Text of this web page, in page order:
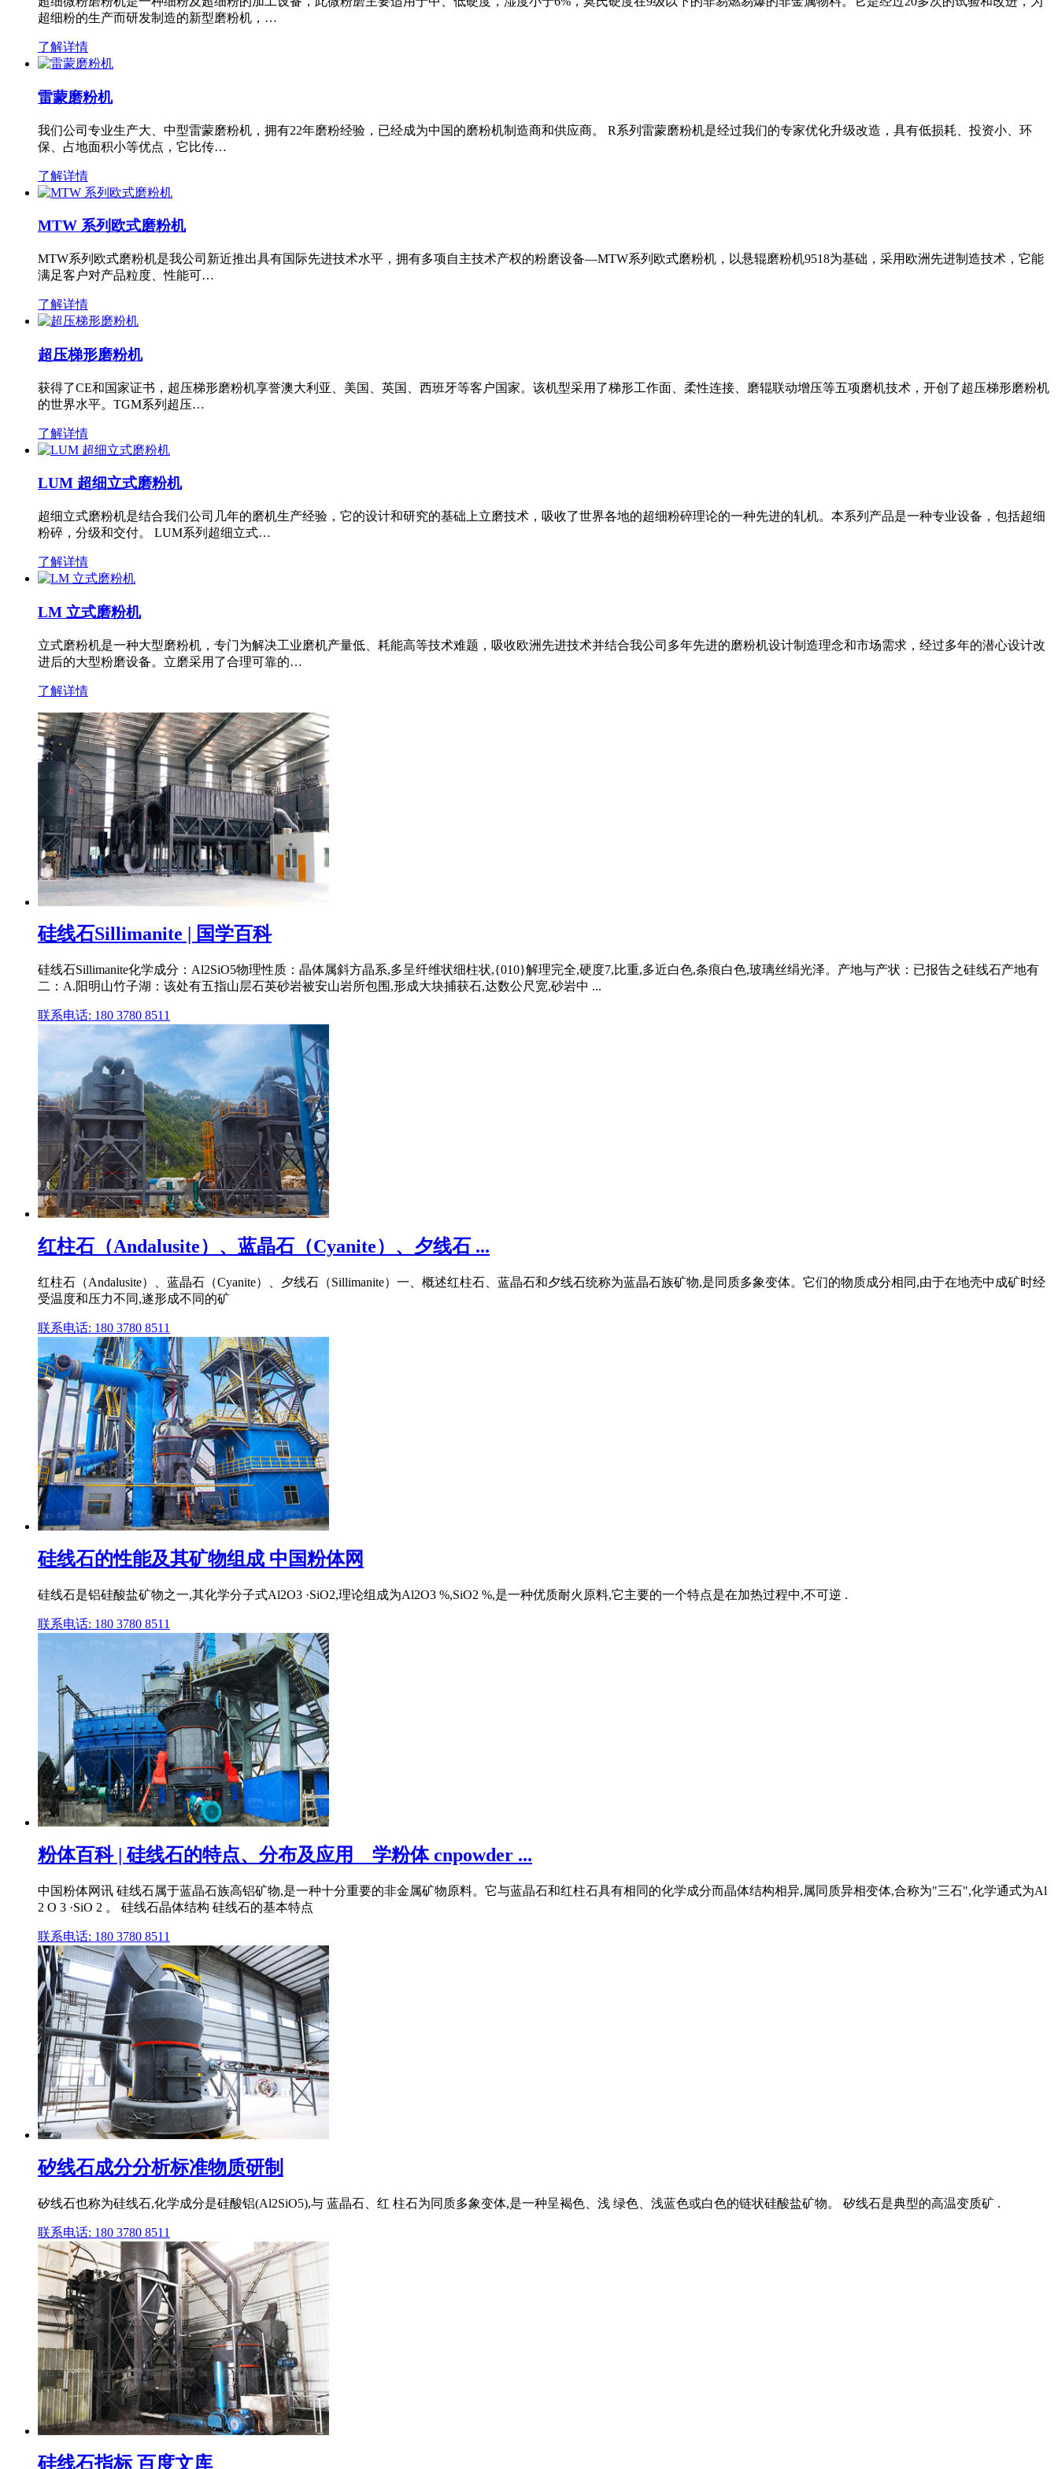
超细粉的生产而研发制造的新型磨粉机，…
了解详情
雷蒙磨粉机
我们公司专业生产大、中型雷蒙磨粉机，拥有22年磨粉经验，已经成为中国的磨粉机制造商和供应商。 R系列雷蒙磨粉机是经过我们的专家优化升级改造，具有低损耗、投资小、环
保、占地面积小等优点，它比传…
了解详情
MTW 系列欧式磨粉机
MTW系列欧式磨粉机是我公司新近推出具有国际先进技术水平，拥有多项自主技术产权的粉磨设备—MTW系列欧式磨粉机，以悬辊磨粉机9518为基础，采用欧洲先进制造技术，它能
满足客户对产品粒度、性能可…
了解详情
超压梯形磨粉机
获得了CE和国家证书，超压梯形磨粉机享誉澳大利亚、美国、英国、西班牙等客户国家。该机型采用了梯形工作面、柔性连接、磨辊联动增压等五项磨机技术，开创了超压梯形磨粉机
的世界水平。TGM系列超压…
了解详情
LUM 超细立式磨粉机
超细立式磨粉机是结合我们公司几年的磨机生产经验，它的设计和研究的基础上立磨技术，吸收了世界各地的超细粉碎理论的一种先进的轧机。本系列产品是一种专业设备，包括超细
粉碎，分级和交付。 LUM系列超细立式…
了解详情
LM 立式磨粉机
立式磨粉机是一种大型磨粉机，专门为解决工业磨机产量低、耗能高等技术难题，吸收欧洲先进技术并结合我公司多年先进的磨粉机设计制造理念和市场需求，经过多年的潜心设计改
进后的大型粉磨设备。立磨采用了合理可靠的…
了解详情
硅线石Sillimanite | 国学百科
硅线石Sillimanite化学成分：Al2SiO5物理性质：晶体属斜方晶系,多呈纤维状细柱状,{010}解理完全,硬度7,比重,多近白色,条痕白色,玻璃丝绢光泽。产地与产状：已报告之硅线石产地有
二：A.阳明山竹子湖：该处有五指山层石英砂岩被安山岩所包围,形成大块捕获石,达数公尺宽,砂岩中 ...
联系电话: 180 3780 8511
红柱石（Andalusite）、蓝晶石（Cyanite）、夕线石 ...
红柱石（Andalusite）、蓝晶石（Cyanite）、夕线石（Sillimanite）一、概述红柱石、蓝晶石和夕线石统称为蓝晶石族矿物,是同质多象变体。它们的物质成分相同,由于在地壳中成矿时经
受温度和压力不同,遂形成不同的矿
联系电话: 180 3780 8511
硅线石的性能及其矿物组成 中国粉体网
硅线石是铝硅酸盐矿物之一,其化学分子式Al2O3 ·SiO2,理论组成为Al2O3 %,SiO2 %,是一种优质耐火原料,它主要的一个特点是在加热过程中,不可逆 .
联系电话: 180 3780 8511
粉体百科 | 硅线石的特点、分布及应用 _ 学粉体 cnpowder ...
中国粉体网讯 硅线石属于蓝晶石族高铝矿物,是一种十分重要的非金属矿物原料。它与蓝晶石和红柱石具有相同的化学成分而晶体结构相异,属同质异相变体,合称为"三石",化学通式为Al
2 O 3 ·SiO 2 。 硅线石晶体结构 硅线石的基本特点
联系电话: 180 3780 8511
矽线石成分分析标准物质研制
矽线石也称为硅线石,化学成分是硅酸铝(Al2SiO5),与 蓝晶石、红 柱石为同质多象变体,是一种呈褐色、浅 绿色、浅蓝色或白色的链状硅酸盐矿物。 矽线石是典型的高温变质矿 .
联系电话: 180 3780 8511
硅线石指标 百度文库